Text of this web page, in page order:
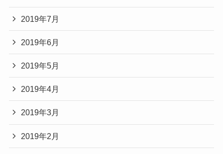
2019年7月
2019年6月
2019年5月
2019年4月
2019年3月
2019年2月